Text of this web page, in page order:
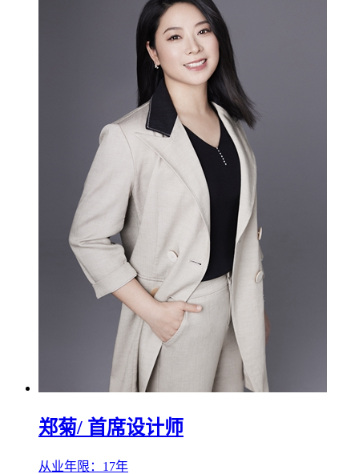
郑菊/ 首席设计师
从业年限：17年